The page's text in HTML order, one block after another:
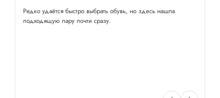
Редко удаётся быстро выбрать обувь, но здесь нашла
подходящую пару почти сразу.